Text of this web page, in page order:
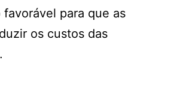
para que as
os custos das